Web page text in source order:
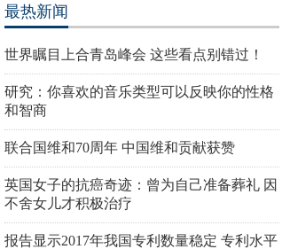
最热新闻
世界瞩目上合青岛峰会 这些看点别错过！
研究：你喜欢的音乐类型可以反映你的性格
和智商
联合国维和70周年 中国维和贡献获赞
英国女子的抗癌奇迹：曾为自己准备葬礼 因
不舍女儿才积极治疗
报告显示2017年我国专利数量稳定 专利水平